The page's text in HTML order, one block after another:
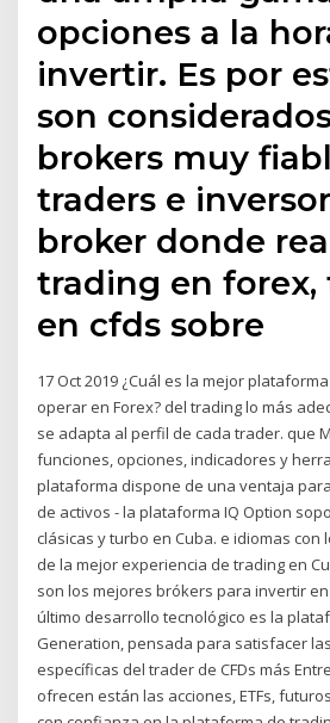
opciones a la
invertir. Es por
son
brokers muy
traders e
broker donde
trading en forex,
en cfds sobre
17 Oct 2019 ¿Cuál es la mejor
operar en Forex? del trading lo más
se adapta al perfil de cada trader. que
funciones, opciones, indicadores y
plataforma dispone de una ventaja
de activos - la plataforma IQ Option
clásicas y turbo en Cuba. e idiomas
de la mejor experiencia de trading en
son los mejores brókers para invertir
último desarrollo tecnológico es la
Generation, pensada para satisfacer
específicas del trader de CFDs más
ofrecen están las acciones, ETFs,